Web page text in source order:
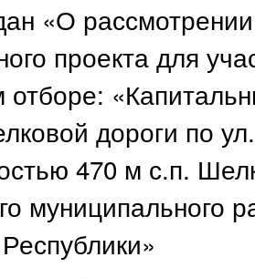
«О рассмотрении
проекта для
отборе:
дороги по
470 м с.п.
муниципального